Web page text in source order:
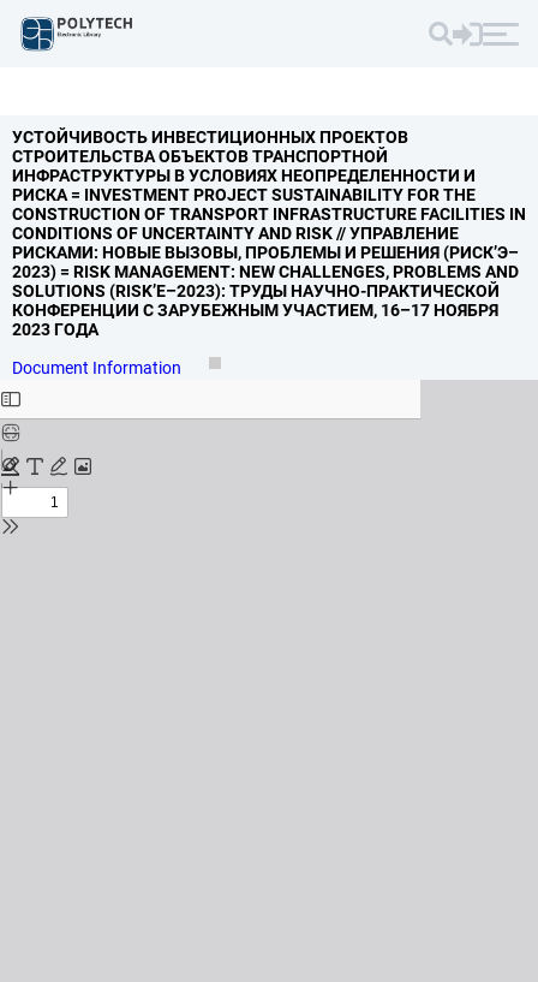
УСТОЙЧИВОСТЬ ИНВЕСТИЦИОННЫХ ПРОЕКТОВ
СТРОИТЕЛЬСТВА ОБЪЕКТОВ ТРАНСПОРТНОЙ
ИНФРАСТРУКТУРЫ В УСЛОВИЯХ НЕОПРЕДЕЛЕННОСТИ И
РИСКА = INVESTMENT PROJECT SUSTAINABILITY FOR THE
CONSTRUCTION OF TRANSPORT INFRASTRUCTURE FACILITIES IN
CONDITIONS OF UNCERTAINTY AND RISK // УПРАВЛЕНИЕ
РИСКАМИ: НОВЫЕ ВЫЗОВЫ,ПРОБЛЕМЫ И РЕШЕНИЯ (РИСК’Э–
2023) = RISK MANAGEMENT: NEW CHALLENGES,PROBLEMS AND
SOLUTIONS (RISK’E–2023): ТРУДЫ НАУЧНО-ПРАКТИЧЕСКОЙ
КОНФЕРЕНЦИИ С ЗАРУБЕЖНЫМ УЧАСТИЕМ, 16–17 НОЯБРЯ
2023 ГОДА
Document Information